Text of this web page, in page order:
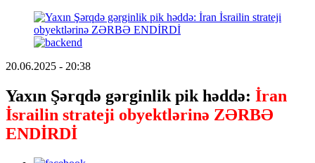
20.06.2025 - 20:38
Yaxın Şərqdə gərginlik pik həddə: İran
İsrailin strateji obyektlərinə ZƏRBƏ
ENDİRDİ